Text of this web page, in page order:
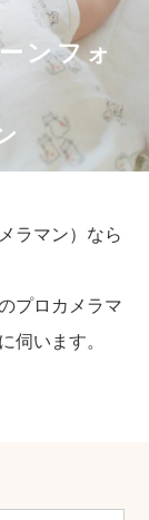
ンフォ
ラマン）なら
プロカメラマ
伺います。